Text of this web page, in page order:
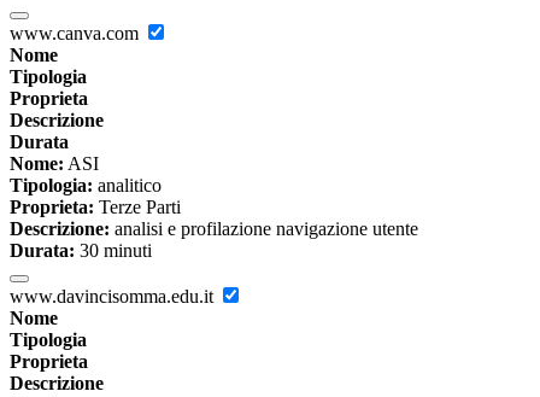
www.canva.com
Nome
Tipologia
Proprieta
Descrizione
Durata
Nome: ASI
Tipologia: analitico
Proprieta: Terze Parti
Descrizione: analisi e profilazione navigazione utente
Durata: 30 minuti
www.davincisomma.edu.it
Nome
Tipologia
Proprieta
Descrizione